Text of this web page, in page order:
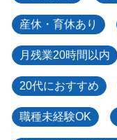
産休・育休あり
月残業20時間以内
20代におすすめ
職種未経験OK